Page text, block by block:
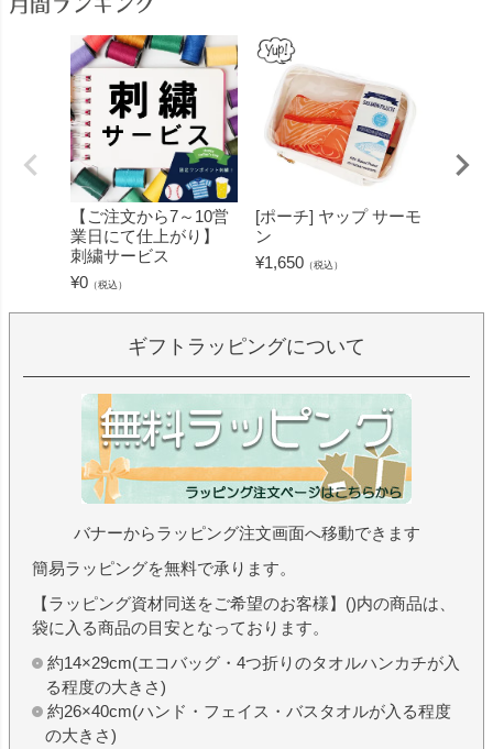
月間ランキング
【ご注文から7～10営
業日にて仕上がり】
刺繍サービス
¥0 （税込）
[ポーチ] ヤップ サーモ
ン
¥1,650 （税込）
ギフトラッピングについて
バナーからラッピング注文画面へ移動できます
簡易ラッピングを無料で承ります。
【ラッピング資材同送をご希望のお客様】()内の商品は、
袋に入る商品の目安となっております。
約14×29cm(エコバッグ・4つ折りのタオルハンカチが入
る程度の大きさ)
約26×40cm(ハンド・フェイス・バスタオルが入る程度
の大きさ)